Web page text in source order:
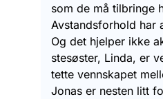
som de må tilbringe
Avstandsforhold har
Og det hjelper ikke
stesøster, Linda, er
tette vennskapet
Jonas er nesten litt